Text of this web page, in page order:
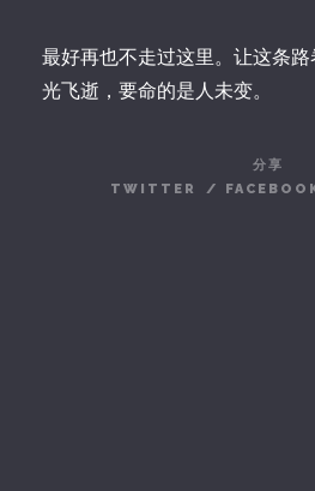
最好再也不走过这里。让这条
光飞逝，要命的是人未变。
分享
TWITTER
/